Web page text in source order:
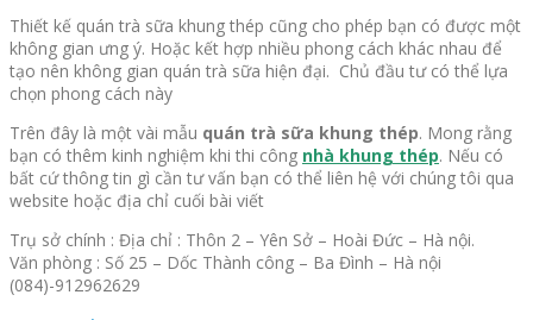
Thiết kế quán trà sữa khung thép cũng cho phép bạn có được một
không gian ưng ý. Hoặc kết hợp nhiều phong cách khác nhau để
tạo nên không gian quán trà sữa hiện đại. Chủ đầu tư có thể lựa
chọn phong cách này
Trên đây là một vài mẫu quán trà sữa khung thép. Mong rằng
bạn có thêm kinh nghiệm khi thi công nhà khung thép. Nếu có
bất cứ thông tin gì cần tư vấn bạn có thể liên hệ với chúng tôi qua
website hoặc địa chỉ cuối bài viết
Trụ sở chính : Địa chỉ : Thôn 2 – Yên Sở – Hoài Đức – Hà nội.
Văn phòng : Số 25 – Dốc Thành công – Ba Đình – Hà nội
(084)-912962629